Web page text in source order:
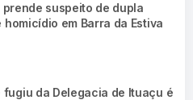
prende suspeito de dupla
em Barra da Estiva
fugiu da Delegacia de Ituaçu é